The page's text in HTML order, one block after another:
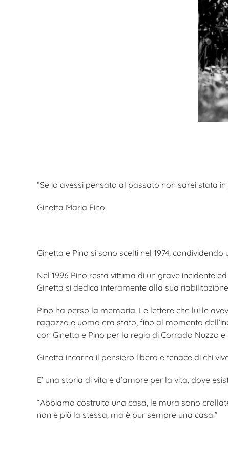
“Se io avessi pensato al passato non sarei stata
Ginetta Maria Fino
Ginetta e Pino si sono scelti nel 1974,
Nel 1996 Pino resta vittima di un grave incidente
Ginetta si dedica interamente alla sua
Pino ha perso la memoria. Le lettere che lui le
ragazzo e uomo era stato, fino al momento
con Ginetta e Pino per la regia di Corrado Nuzzo
Ginetta incarna il pensiero libero e tenace di chi
E’ una storia di vita e d’amore per la vita, dove
“Abbiamo costruito una casa, le mura sono
non è più la stessa, ma è pur sempre una casa.”